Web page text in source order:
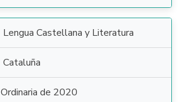
Lengua Castellana y Literatura
Cataluña
Ordinaria de 2020